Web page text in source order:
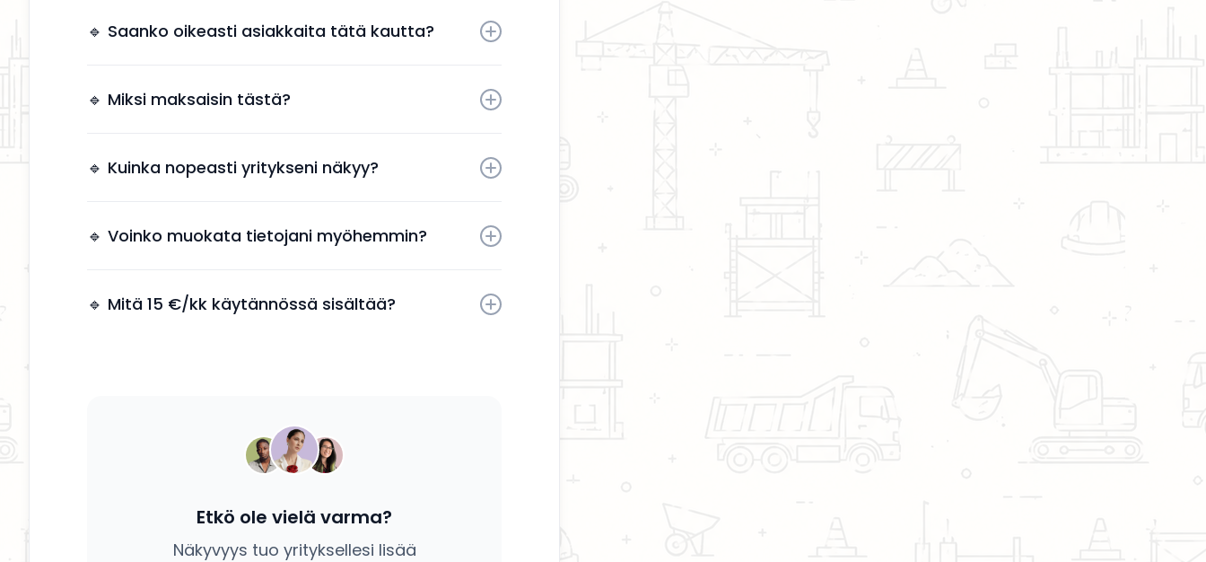
🔹 Saanko oikeasti asiakkaita tätä kautta?
remonttipalveluita alueellasi.
🔹 Miksi maksaisin tästä?
tarvitsee käyttää aikaa markkinointiin.
🔹 Kuinka nopeasti yritykseni näkyy?
jälkeen.
🔹 Voinko muokata tietojani myöhemmin?
tahansa.
🔹 Mitä 15 €/kk käytännössä sisältää?
Etkö ole vielä varma?
Näkyvyys tuo yrityksellesi lisää